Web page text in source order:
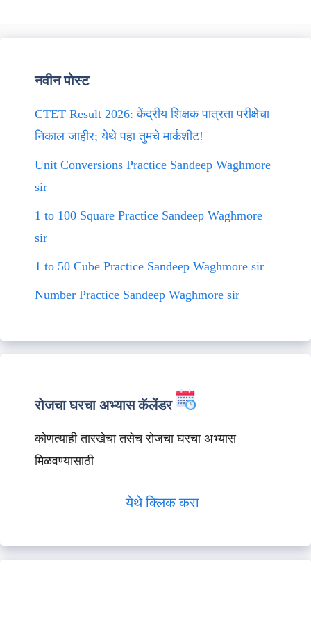
नवीन पोस्ट
CTET Result 2026: केंद्रीय शिक्षक पात्रता परीक्षेचा
निकाल जाहीर; येथे पहा तुमचे मार्कशीट!
Unit Conversions Practice Sandeep Waghmore
sir
1 to 100 Square Practice Sandeep Waghmore
sir
1 to 50 Cube Practice Sandeep Waghmore sir
Number Practice Sandeep Waghmore sir
रोजचा घरचा अभ्यास कॅलेंडर
कोणत्याही तारखेचा तसेच रोजचा घरचा अभ्यास
मिळवण्यासाठी
येथे क्लिक करा